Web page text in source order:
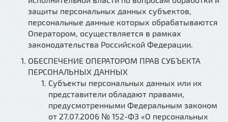
защиты персональных данных субъектов,
персональные данные которых обрабатываются
Оператором, осуществляется в рамках
законодательства Российской Федерации.
ОБЕСПЕЧЕНИЕ ОПЕРАТОРОМ ПРАВ СУБЪЕКТА
ПЕРСОНАЛЬНЫХ ДАННЫХ
Субъекты персональных данных или их
представители обладают правами,
предусмотренными Федеральным законом
от 27.07.2006 № 152-ФЗ «О персональных